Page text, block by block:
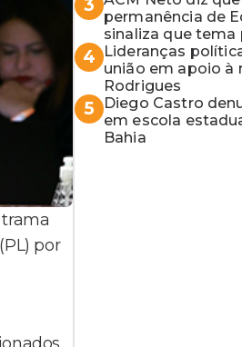
por
3
permanência de
sinaliza que
4
Lideranças
união em apoio à
Rodrigues
5
Diego Castro
em escola
Bahia